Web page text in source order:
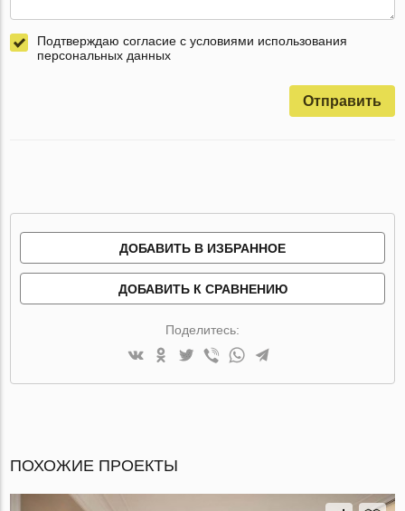
Подтверждаю согласие с условиями использования
персональных данных
Отправить
ДОБАВИТЬ В ИЗБРАННОЕ
ДОБАВИТЬ К СРАВНЕНИЮ
Поделитесь:
ПОХОЖИЕ ПРОЕКТЫ